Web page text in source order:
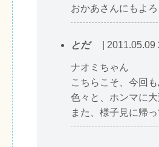
おかあさんにもよ
とだ | 2011.05.09
ナオミちゃん
こちらこそ、今回も
色々と、ホンマに
また、様子見に帰っ